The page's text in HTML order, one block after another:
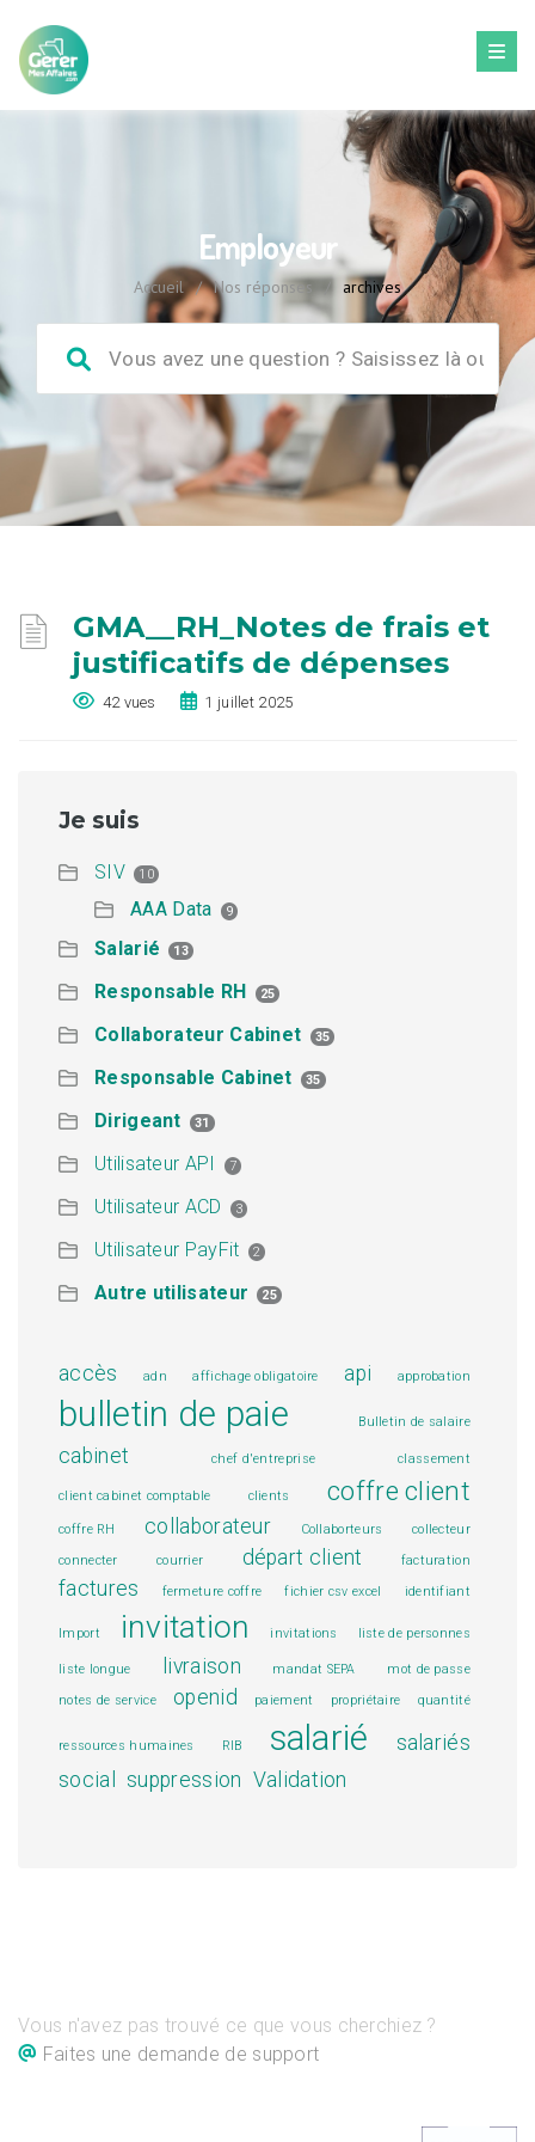
Employeur
Accueil / Nos réponses archives
GMA__RH_Notes de frais et
justificatifs de dépenses
42 vues 1 juillet 2025
Je suis
SIV 10
AAA Data 9
Salarié 13
Responsable RH 25
Collaborateur Cabinet 35
Responsable Cabinet 35
Dirigeant 31
Utilisateur API 7
Utilisateur ACD 3
Utilisateur PayFit 2
Autre utilisateur 25
accès adn affichage obligatoire api approbation
bulletin de paie Bulletin de salaire
cabinet chef d'entreprise classement
client cabinet comptable clients coffre client
coffre RH collaborateur Collaborteurs
collecteur
connecter
courrier départ client facturation
factures fermeture coffre fichier csv excel identifiant
Import invitation invitations liste de personnes
liste longue livraison mandat SEPA
mot de passe
notes de service
openid paiement propriétaire quantité
ressources humaines RIB salarié
salariés
social
suppression Validation
Vous n'avez pas trouvé ce que vous cherchiez ?
Faites une demande de support